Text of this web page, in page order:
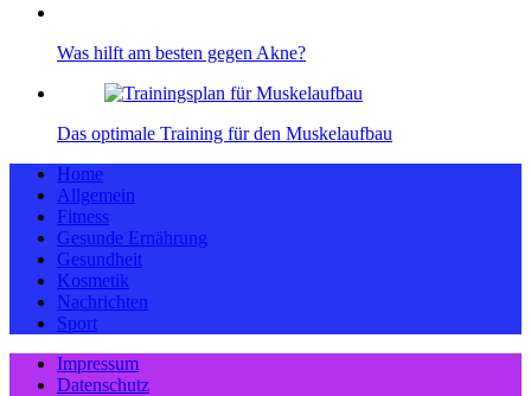
Was hilft am besten gegen Akne?
Das optimale Training für den Muskelaufbau
Home
Allgemein
Fitness
Gesunde Ernährung
Gesundheit
Kosmetik
Nachrichten
Sport
Impressum
Datenschutz